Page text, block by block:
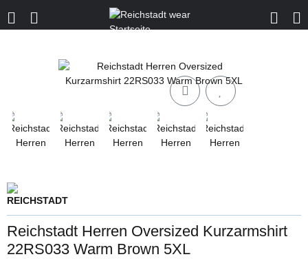
Reichstadt Herren Oversized Kurzarmshirt
22RS033 Warm Brown 5XL